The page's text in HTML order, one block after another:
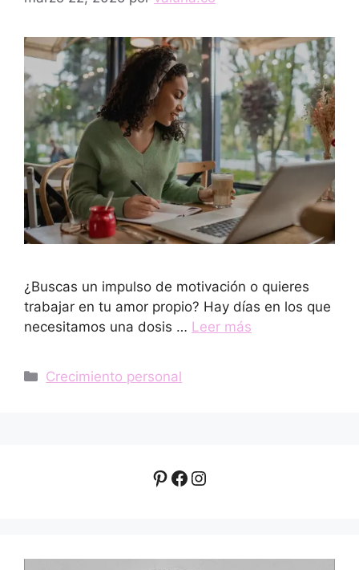
¿Buscas un impulso de motivación o quieres
trabajar en tu amor propio? Hay días en los que
necesitamos una dosis … Leer más
Categorías
Crecimiento personal
Pinterest
Facebook
Instagram